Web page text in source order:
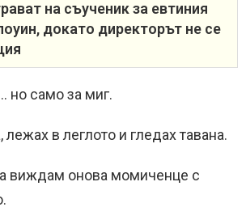
на съученик за евтиния
докато директорът не се
но само за миг.
лежах в леглото и гледах тавана.
виждам онова момиченце с